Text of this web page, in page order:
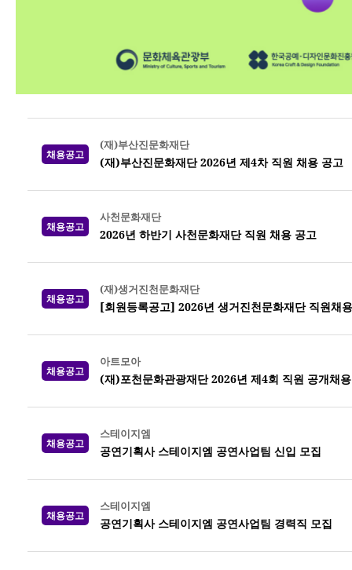
채용공고
(재)부산진문화재단
(재)부산진문화재단 2026년 제4차 직원 채용 공고
채용공고
사천문화재단
2026년 하반기 사천문화재단 직원 채용 공고
채용공고
(재)생거진천문화재단
[회원등록공고] 2026년 생거진천문화재단 직원채
채용공고
아트모아
(재)포천문화관광재단 2026년 제4회 직원 공개채
채용공고
스테이지엠
공연기획사 스테이지엠 공연사업팀 신입 모집
채용공고
스테이지엠
공연기획사 스테이지엠 공연사업팀 경력직 모집